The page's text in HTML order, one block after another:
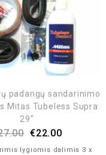
padangų sandarinimo
Mitas Tubeless Supra
29″
€22.00
lygiomis dalimis 3 x